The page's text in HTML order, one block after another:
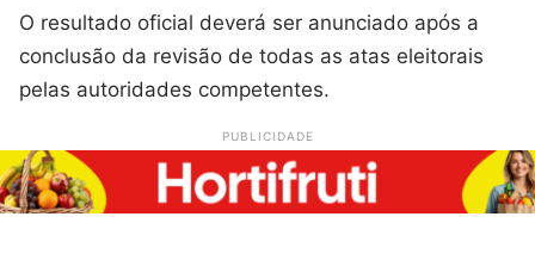
O resultado oficial deverá ser anunciado após a
conclusão da revisão de todas as atas eleitorais
pelas autoridades competentes.
PUBLICIDADE